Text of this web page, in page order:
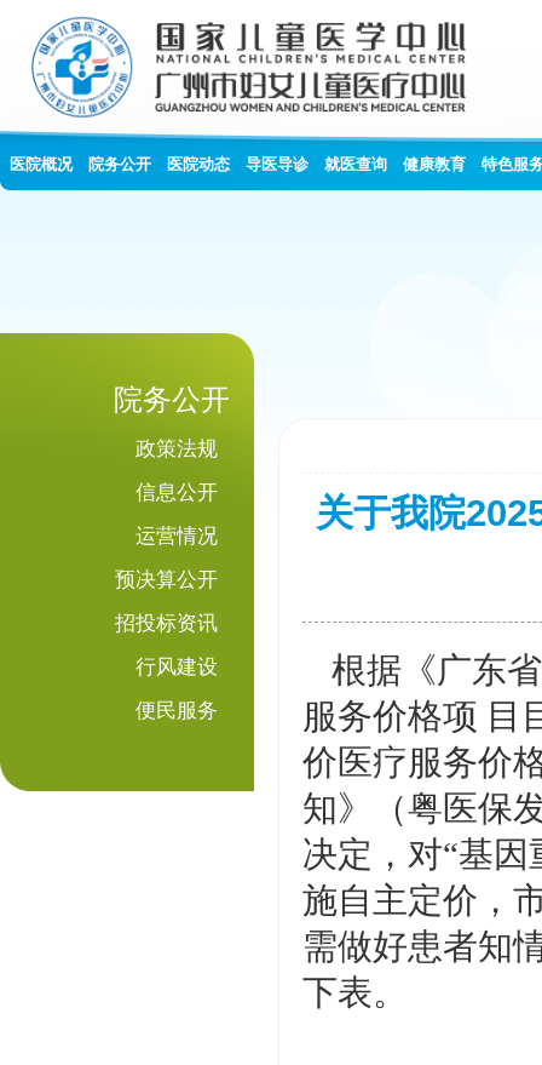
医院概况 院务公开 医院动态 导医导诊 就医查询 健康教育 特色服
院务公开
政策法规
信息公开
运营情况
预决算公开
招投标资讯
行风建设
便民服务
关于我院
根据《广东
服务价格项 目
价医疗服务价
知》（粤医保
决定，对“基
施自主定价，
需做好患者知
下表。